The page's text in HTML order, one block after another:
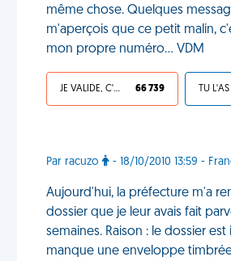
même chose. Quelques
m'aperçois que ce petit malin,
mon propre numéro... VDM
JE VALIDE, C'EST UNE VDM 66 739
Par racuzo - 18/10/2010 13:59 -
Aujourd'hui, la préfecture m'a
dossier que je leur avais fait
semaines. Raison : le dossier est
manque une enveloppe